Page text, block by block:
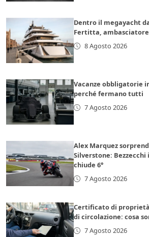
Dentro il megayacht
Fertitta, ambasciatore
8 Agosto 2026
Vacanze obbligatorie
perché fermano tutti
7 Agosto 2026
Alex Marquez
Silverstone: Bezzecchi
chiude 6°
7 Agosto 2026
Certificato di
di circolazione: cosa
7 Agosto 2026